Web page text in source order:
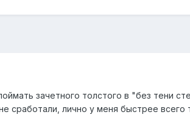
зачетного толстого в "без тени
сработали, лично у меня быстрее